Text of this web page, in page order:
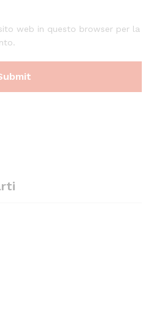
web in questo browser per la